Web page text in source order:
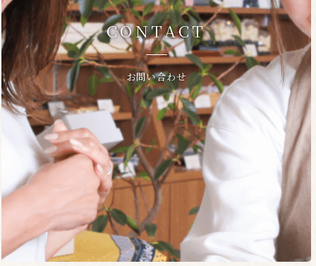
CONTACT
お問い合わせ